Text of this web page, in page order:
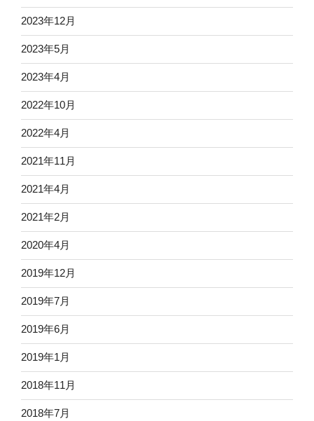
2023年12月
2023年5月
2023年4月
2022年10月
2022年4月
2021年11月
2021年4月
2021年2月
2020年4月
2019年12月
2019年7月
2019年6月
2019年1月
2018年11月
2018年7月